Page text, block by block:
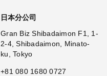
日本分公司
Gran Biz Shibadaimon F1, 1-
2-4, Shibadaimon, Minato-
ku, Tokyo
+81 080 1680 0727